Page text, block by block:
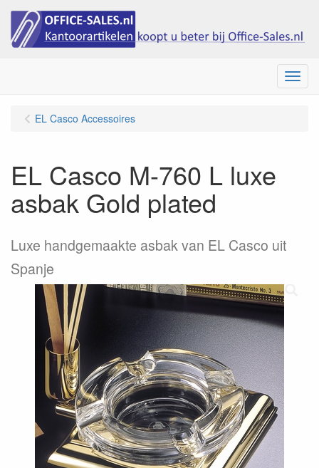
Menu
EL Casco Accessoires
EL Casco M-760 L luxe
asbak Gold plated
Luxe handgemaakte asbak van EL Casco uit
Spanje